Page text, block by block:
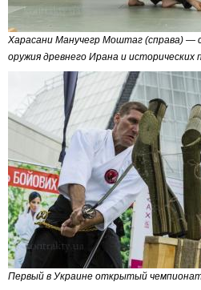
Харасани Манучегр Моштаг (справа) —
оружия древнего Ирана и исторических
Первый в Украине открытый